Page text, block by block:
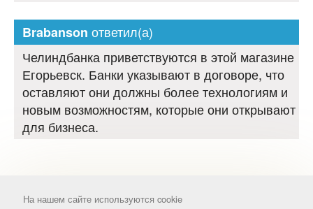
Brabanson ответил(а)
Челиндбанка приветствуются в этой магазине
Егорьевск. Банки указывают в договоре, что
оставляют они должны более технологиям и
новым возможностям, которые они открывают
для бизнеса.
На нашем сайте используются cookie